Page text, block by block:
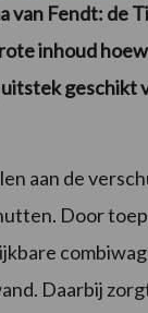
Fendt: de
inhoud
aan de
Door
Daarbij